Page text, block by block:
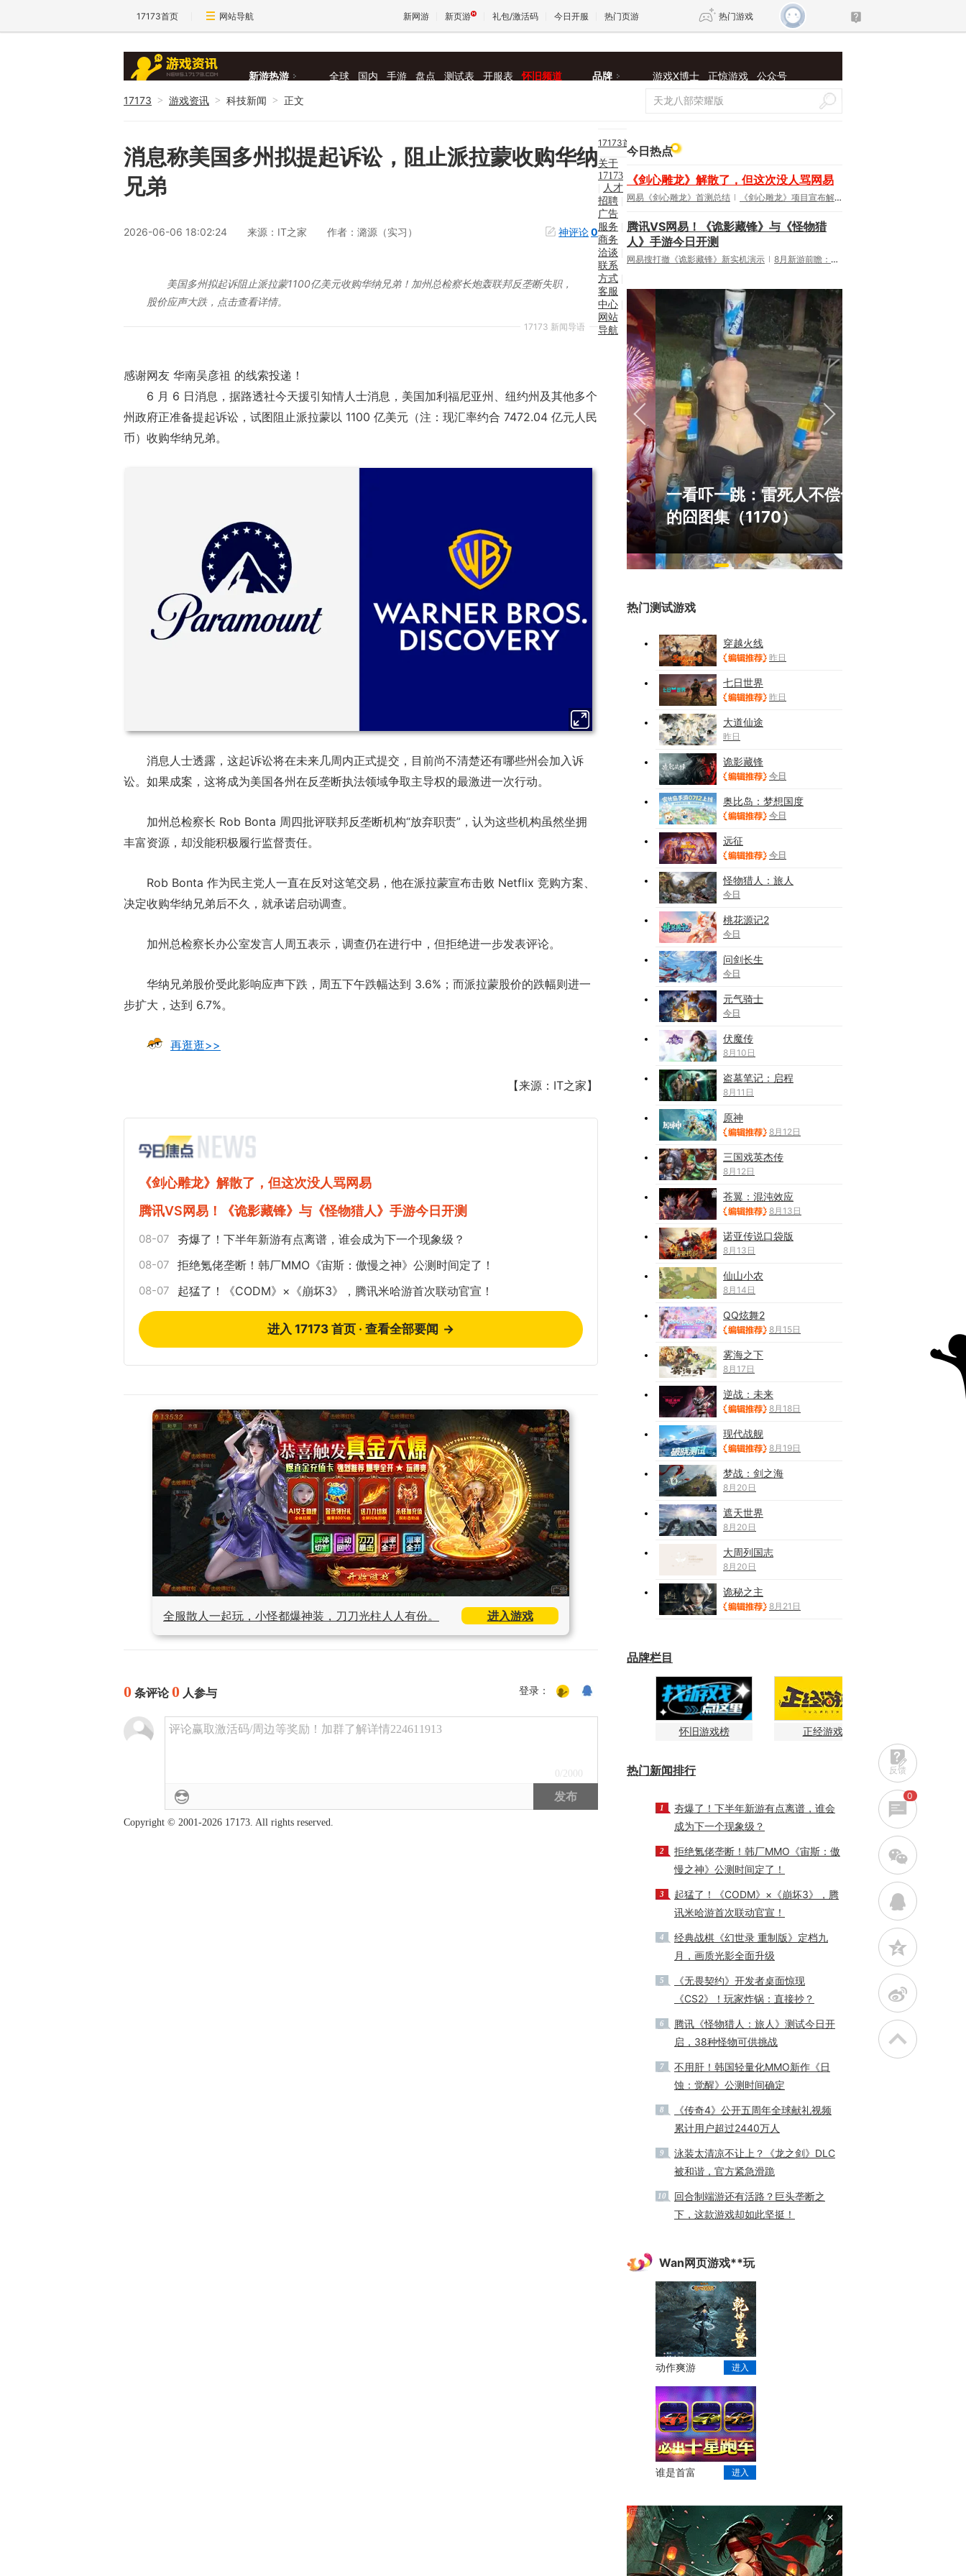
17173首页 网站导航 新网游 新页游 礼包/激活码 今日开服 热门页游 热门游戏
王权与自由
新游热游 全球 国内 手游 盘点 测试表 开服表 怀旧频道 品牌 游戏X博士 正惊游戏 公众号
17173 > 游戏资讯 > 科技新闻 > 正文
消息称美国多州拟提起诉讼，阻止派拉蒙收购华纳
兄弟
2026-06-06 18:02:24 来源：IT之家 作者：潞源（实习） 神评论0
17173 新闻导语
美国多州拟起诉阻止派拉蒙1100亿美元收购华纳兄弟！加州总检察长炮轰联邦反垄断失职，
股价应声大跌，点击查看详情。
感谢网友 华南吴彦祖 的线索投递！
6 月 6 日消息，据路透社今天援引知情人士消息，美国加利福尼亚州、纽约州及其他多个
州政府正准备提起诉讼，试图阻止派拉蒙以 1100 亿美元（注：现汇率约合 7472.04 亿元人民
币）收购华纳兄弟。
消息人士透露，这起诉讼将在未来几周内正式提交，目前尚不清楚还有哪些州会加入诉
讼。如果成案，这将成为美国各州在反垄断执法领域争取主导权的最激进一次行动。
加州总检察长 Rob Bonta 周四批评联邦反垄断机构“放弃职责”，认为这些机构虽然坐拥
丰富资源，却没能积极履行监督责任。
Rob Bonta 作为民主党人一直在反对这笔交易，他在派拉蒙宣布击败 Netflix 竞购方案、
决定收购华纳兄弟后不久，就承诺启动调查。
加州总检察长办公室发言人周五表示，调查仍在进行中，但拒绝进一步发表评论。
华纳兄弟股价受此影响应声下跌，周五下午跌幅达到 3.6%；而派拉蒙股价的跌幅则进一
步扩大，达到 6.7%。
再逛逛>>
【来源：IT之家】
《剑心雕龙》解散了，但这次没人骂网易
腾讯VS网易！《诡影藏锋》与《怪物猎人》手游今日开测
08-07 夯爆了！下半年新游有点离谱，谁会成为下一个现象级？
08-07 拒绝氪佬垄断！韩厂MMO《宙斯：傲慢之神》公测时间定了！
08-07 起猛了！《CODM》×《崩坏3》，腾讯米哈游首次联动官宣！
进入 17173 首页 · 查看全部要闻 →
全服散人一起玩，小怪都爆神装，刀刀光柱人人有份。 进入游戏
0 条评论0 人参与 登录：
评论赢取激活码/周边等奖励！加群了解详情224611913
0 /2000
发布
今日热点
《剑心雕龙》解散了，但这次没人骂网易
网易《剑心雕龙》首测总结 《剑心雕龙》项目宣布解散
腾讯VS网易！《诡影藏锋》与《怪物猎
人》手游今日开测
网易搜打撤《诡影藏锋》新实机演示 8月新游前瞻：《诡秘之主》领衔
17周年庆典 争霸赛大区火
一看吓一跳：雷死人不偿命
的囧图集（1170）
热门测试游戏
穿越火线
昨日
七日世界
昨日
大道仙途
昨日
诡影藏锋
今日
奥比岛：梦想国度
今日
远征
今日
怪物猎人：旅人
今日
桃花源记2
今日
问剑长生
今日
元气骑士
今日
伏魔传
8月10日
盗墓笔记：启程
8月11日
原神
8月12日
三国戏英杰传
8月12日
苍翼：混沌效应
8月13日
诺亚传说口袋版
8月13日
仙山小农
8月14日
QQ炫舞2
8月15日
雾海之下
8月17日
逆战：未来
8月18日
现代战舰
8月19日
梦战：剑之海
8月20日
遮天世界
8月20日
大周列国志
8月20日
诡秘之主
8月21日
品牌栏目
怀旧游戏榜 正经游戏
热门新闻排行
1
夯爆了！下半年新游有点离谱，谁会
成为下一个现象级？
2
拒绝氪佬垄断！韩厂MMO《宙斯：傲
慢之神》公测时间定了！
3
起猛了！《CODM》×《崩坏3》，腾
讯米哈游首次联动官宣！
4
经典战棋《幻世录 重制版》定档九
月，画质光影全面升级
5
《无畏契约》开发者桌面惊现
《CS2》！玩家炸锅：直接抄？
6
腾讯《怪物猎人：旅人》测试今日开
启，38种怪物可供挑战
7
不用肝！韩国轻量化MMO新作《日
蚀：觉醒》公测时间确定
8
《传奇4》公开五周年全球献礼视频
累计用户超过2440万人
9
泳装太清凉不让上？《龙之剑》DLC
被和谐，官方紧急滑跪
10
回合制端游还有活路？巨头垄断之
下，这款游戏却如此坚挺！
Wan网页游戏**玩
动作爽游 进入
谁是首富 进入
×
反馈
0
w
q
z
t
17173首
页 |
新
闻
新网
游 |
找游
戏 |
关于
17173
人才
招聘
广告
服务
商务
洽谈
联系
方式
客服
中心
网站
导航
Copyright © 2001-2026 17173. All rights reserved.